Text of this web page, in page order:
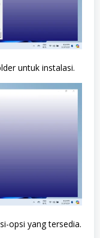
untuk instalasi.
opsi yang tersedia.